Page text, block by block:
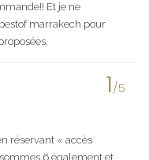
Et je ne
marrakech pour
1/5
réservant « accès
6 également et